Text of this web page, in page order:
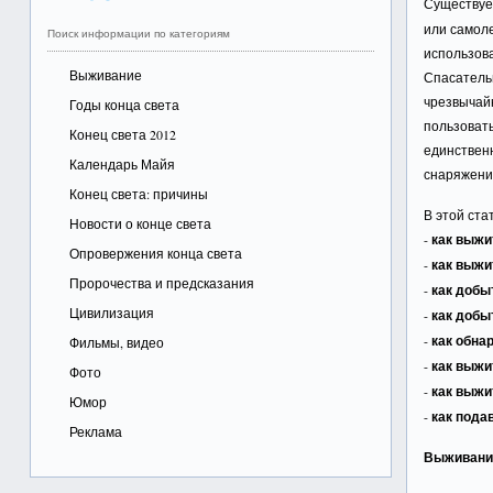
Поиск информации по категориям
Выживание
Годы конца света
Конец света 2012
Календарь Майя
Конец света: причины
Новости о конце света
Опровержения конца света
Пророчества и предсказания
Цивилизация
Фильмы, видео
Фото
Юмор
Реклама
или
В этой
-как
-как
-как
-как
-как
-как
-как
-как